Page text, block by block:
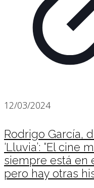
12/03/2024
Rodrigo García,
‘Lluvia’: “El cine
siempre está en
pero hay otras